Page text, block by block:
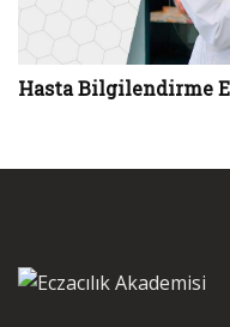
Hasta Bilgilendirme